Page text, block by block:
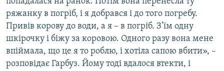
ряжанку в погріб, і я добрався і до того погребу.
Привів корову до води, а я – в погріб. З’їм одну
шкірочку і біжу за коровою. Одного разу вона мене
впіймала, що це я то роблю, і хотіла сапою вбити», –
розповідає Гарбуз. Йому тоді вдалося втекти, і